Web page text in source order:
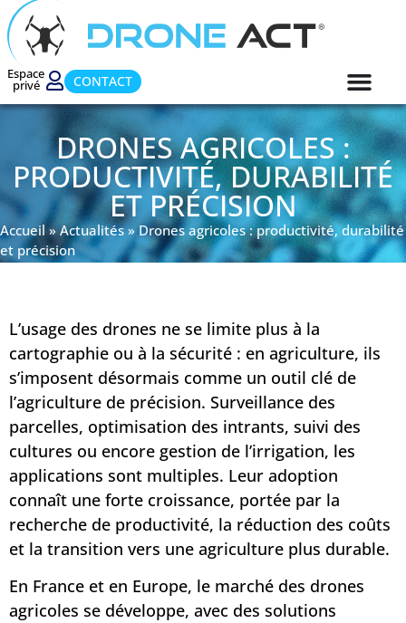
Espace
privé CONTACT
DRONES AGRICOLES :
PRODUCTIVITÉ, DURABILITÉ
ET PRÉCISION
Accueil»Actualités»Drones agricoles : productivité, durabilité
et précision
L’usage des drones ne se limite plus à la
cartographie ou à la sécurité : en agriculture, ils
s’imposent désormais comme un outil clé de
l’agriculture de précision. Surveillance des
parcelles, optimisation des intrants, suivi des
cultures ou encore gestion de l’irrigation, les
applications sont multiples. Leur adoption
connaît une forte croissance, portée par la
recherche de productivité, la réduction des coûts
et la transition vers une agriculture plus durable.
En France et en Europe, le marché des drones
agricoles se développe, avec des solutions